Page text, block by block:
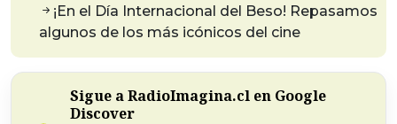
¡En el Día Internacional del Beso! Repasamos
algunos de los más icónicos del cine
Sigue a RadioImagina.cl en Google
Discover